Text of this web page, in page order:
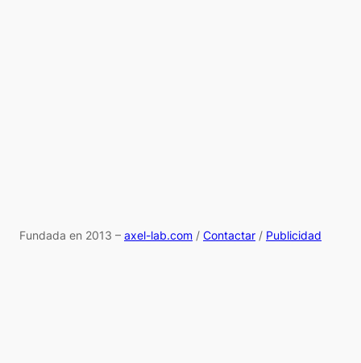
Fundada en 2013 – axel-lab.com / Contactar / Publicidad